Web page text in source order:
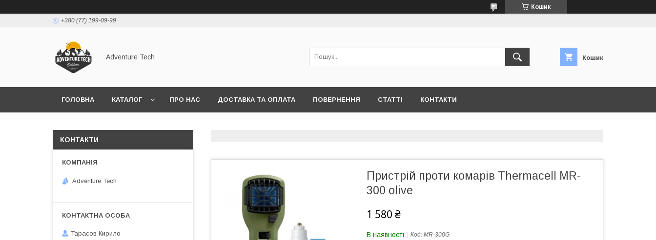
Кошик
+380 (77) 199-09-99
Adventure Tech Кошик
ГОЛОВНА КАТАЛОГ ПРО НАС ДОСТАВКА ТА ОПЛАТА ПОВЕРНЕННЯ СТАТТІ КОНТАКТИ
Пристрій проти комарів Thermacell MR-
300 olive
1 580 ₴
В наявності Код: MR-300G
КОНТАКТИ
Adventure Tech
Тарасов Кирило